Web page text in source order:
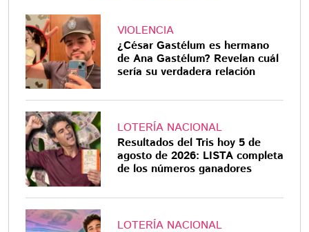
VIOLENCIA
¿César Gastélum es hermano
de Ana Gastélum? Revelan cuál
sería su verdadera relación
LOTERÍA NACIONAL
Resultados del Tris hoy 5 de
agosto de 2026: LISTA completa
de los números ganadores
LOTERÍA NACIONAL